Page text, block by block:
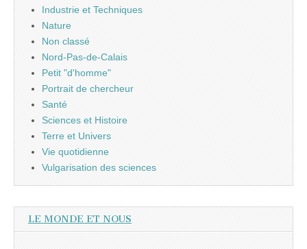
Industrie et Techniques
Nature
Non classé
Nord-Pas-de-Calais
Petit "d'homme"
Portrait de chercheur
Santé
Sciences et Histoire
Terre et Univers
Vie quotidienne
Vulgarisation des sciences
LE MONDE ET NOUS